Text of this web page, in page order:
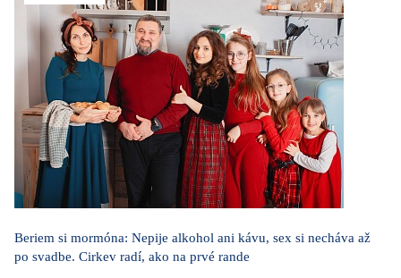
Beriem si mormóna: Nepije alkohol ani kávu, sex si necháva až
po svadbe. Cirkev radí, ako na prvé rande